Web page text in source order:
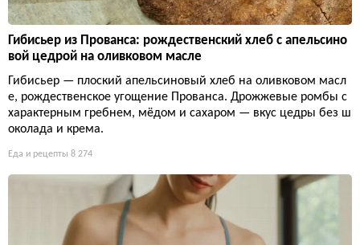
Гибисьер из Прованса: рождественский хлеб с апельсино
вой цедрой на оливковом масле
Гибисьер — плоский апельсиновый хлеб на оливковом масл
е, рождественское угощение Прованса. Дрожжевые ромбы с
характерным гребнем, мёдом и сахаром — вкус цедры без ш
околада и крема.
Еда и рецепты 8 274